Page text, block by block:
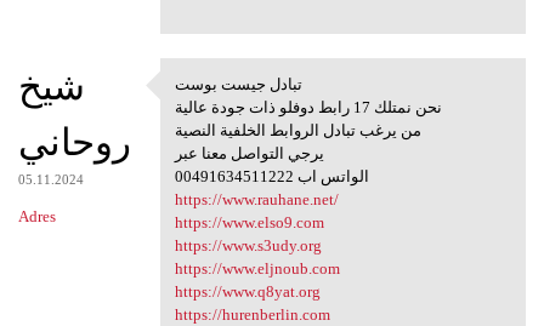
شيخ
روحاني
05.11.2024
Adres
تبادل جيست بوست
تبادل جيست بوست
نحن نمتلك 17 رابط دوفلو ذات جودة عالية
من يرغب تبادل الروابط الخلفية النصية
يرجي التواصل معنا عبر
00491634511222 الواتس اب
https://www.rauhane.net/
https://www.elso9.com
https://www.s3udy.org
https://www.eljnoub.com
https://www.q8yat.org
https://hurenberlin.com